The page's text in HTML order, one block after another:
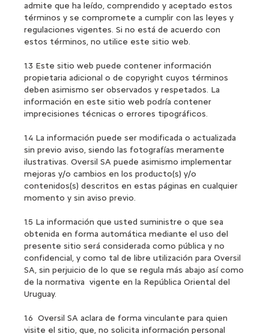
admite que ha leído, comprendido y aceptado estos
términos y se compromete a cumplir con las leyes y
regulaciones vigentes. Si no está de acuerdo con
estos términos, no utilice este sitio web.
1.3 Este sitio web puede contener información
propietaria adicional o de copyright cuyos términos
deben asimismo ser observados y respetados. La
información en este sitio web podría contener
imprecisiones técnicas o errores tipográficos.
1.4 La información puede ser modificada o actualizada
sin previo aviso, siendo las fotografías meramente
ilustrativas. Oversil SA puede asimismo implementar
mejoras y/o cambios en los producto(s) y/o
contenidos(s) descritos en estas páginas en cualquier
momento y sin aviso previo.
1.5 La información que usted suministre o que sea
obtenida en forma automática mediante el uso del
presente sitio será considerada como pública y no
confidencial, y como tal de libre utilización para Oversil
SA, sin perjuicio de lo que se regula más abajo así como
de la normativa vigente en la República Oriental del
Uruguay.
1.6 Oversil SA aclara de forma vinculante para quien
visite el sitio, que, no solicita información personal